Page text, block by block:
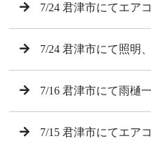
7/24 君津市にてエア
7/24 君津市にて照明
7/16 君津市にて雨樋
7/15 君津市にてエア